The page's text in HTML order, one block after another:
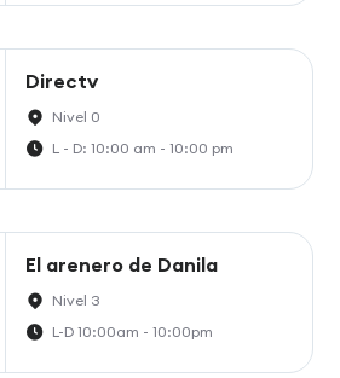
Directv
Nivel 0
L - D: 10:00 am - 10:00 pm
El arenero de Danila
Nivel 3
L-D 10:00am - 10:00pm